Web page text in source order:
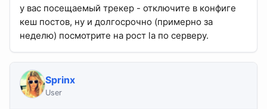
у вас посещаемый трекер - отключите в конфиге
кеш постов, ну и долгосрочно (примерно за
неделю) посмотрите на рост la по серверу.
Sprinx
User